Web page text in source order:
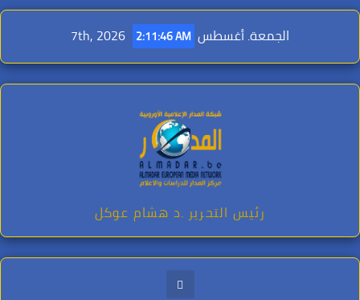
Skip
content
الجمعة. أغسطس 7th, 2026 2:11:47 AM
رئيس التحرير .د هشام عوكل